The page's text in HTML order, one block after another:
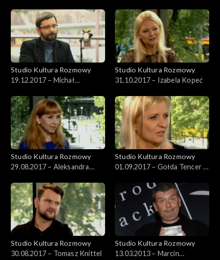
Studio Kultura Rozmowy
19.12.2017 – Michał
Studio Kultura Rozmowy
31.10.2017 – Izabela Kopeć
Studio Kultura Rozmowy
29.08.2017 – Aleksandra
Studio Kultura Rozmowy
01.09.2017 – Gołda Tencer i
Studio Kultura Rozmowy
30.08.2017 – Tomasz Knittel
Studio Kultura Rozmowy
13.03.2013 – Marcin